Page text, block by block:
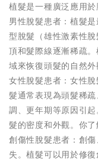
植髮是一種廣泛應用
男性脫髮患者：植髮
型脫髮（雄性激素性
頂和髮際線逐漸稀疏
域來恢復頭髮的自然
女性脫髮患者：女性
髮通常表現為頭髮稀
調、更年期等原因引
髮的密度和外觀。你
創傷性脫髮患者：創
失。植髮可以用於修